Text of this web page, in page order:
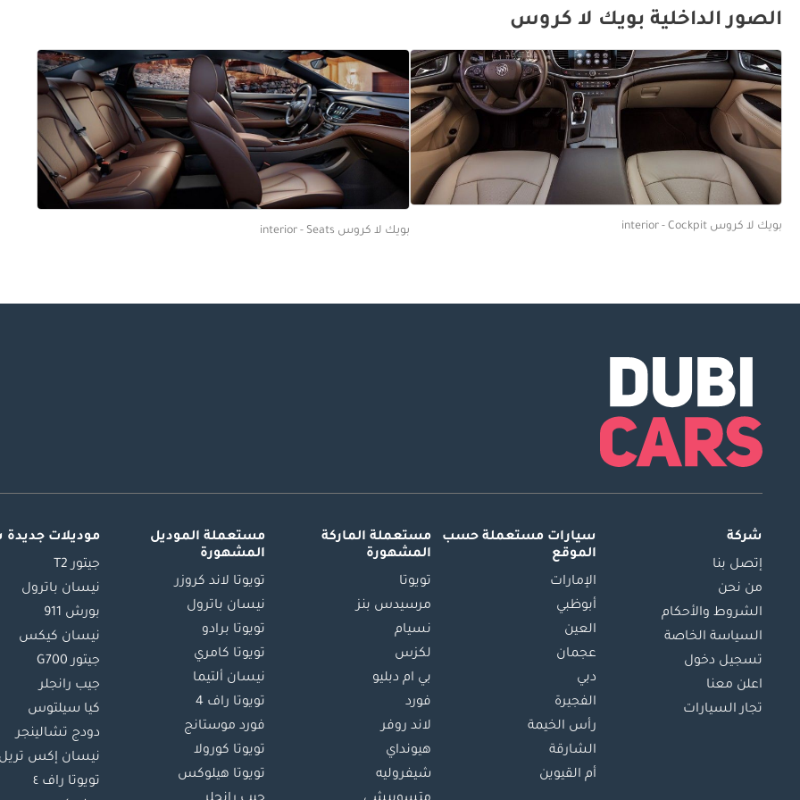
الصور الداخلية بويك لا كروس
بويك لا كروس interior - Cockpit بويك لا كروس interior - Seats
شركة
إتصل بنا
من نحن
الشروط والأحكام
السياسة الخاصة
تسجيل دخول
اعلن معنا
تجار السيارات
سيارات مستعملة حسب
الموقع
الإمارات
أبوظبي
العين
عجمان
دبي
الفجيرة
رأس الخيمة
الشارقة
أم القيوين
مستعملة الماركة
المشهورة
تويوتا
مرسيدس بنز
نسيام
لكزس
بي ام دبليو
فورد
لاند روفر
هيونداي
شيفروليه
مستعملة الموديل
المشهورة
تويوتا لاند كروزر
نيسان باترول
تويوتا برادو
تويوتا كامري
نيسان ألتيما
تويوتا راف 4
فورد موستانج
تويوتا كورولا
تويوتا هيلوكس
موديلات
جيتور T2
نيسان باترول
بورش 911
نيسان كيكس
جيتور G700
جيب رانجلر
كيا سيلتوس
دودج تشالينجر
نيسان إكس تريل
تويوتا راف ٤